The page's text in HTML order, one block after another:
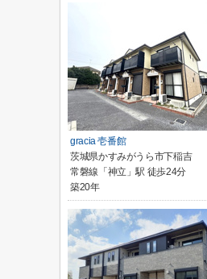
gracia 壱番館
茨城県かすみがうら市下稲吉
常磐線「神立」駅 徒歩24分
築20年